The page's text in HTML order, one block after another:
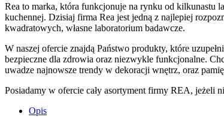
Rea to marka, która funkcjonuje na rynku od kilkunastu
kuchennej. Dzisiaj firma Rea jest jedną z najlepiej
kwadratowych, własne laboratorium badawcze.
W naszej ofercie znajdą Państwo produkty, które
bezpieczne dla zdrowia oraz niezwykle funkcjonalne.
uwadze najnowsze trendy w dekoracji wnętrz, oraz
Posiadamy w ofercie cały asortyment firmy REA, jeżeli
Opis